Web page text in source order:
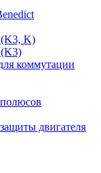
K)
коммутации
двигателя